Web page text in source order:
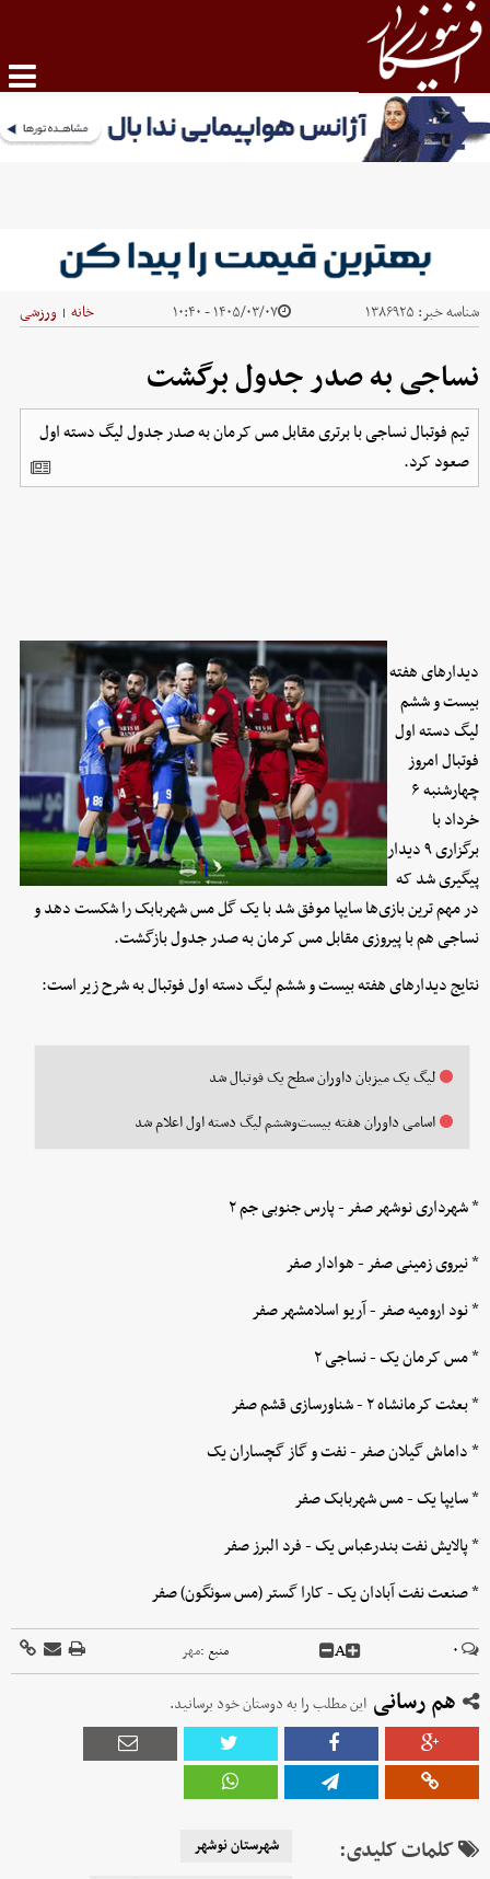
شناسه خبر: ۱۳۸۶۹۲۵ ۱۴۰۵/۰۳/۰۷ - ۱۰:۴۰ خانه | ورزشی
نساجی به صدر جدول برگشت
تیم فوتبال نساجی با برتری مقابل مس کرمان به صدر جدول لیگ دسته اول
صعود کرد.
دیدارهای هفته
بیست و ششم
لیگ دسته اول
فوتبال امروز
چهارشنبه ۶
خرداد با
برگزاری ۹ دیدار
پیگیری شد که
در مهم ترین بازی‌ها سایپا موفق شد با یک گل مس شهربابک را شکست دهد و
نساجی هم با پیروزی مقابل مس کرمان به صدر جدول بازگشت.
نتایج دیدارهای هفته بیست و ششم لیگ دسته اول فوتبال به شرح زیر است:
لیگ یک میزبان داوران سطح یک فوتبال شد
اسامی داوران هفته بیست‌وششم لیگ دسته اول اعلام شد
* شهرداری نوشهر صفر - پارس جنوبی جم ۲
* نیروی زمینی صفر - هوادار صفر
* نود ارومیه صفر - آریو اسلامشهر صفر
* مس کرمان یک - نساجی ۲
* بعثت کرمانشاه ۲ - شناورسازی قشم صفر
* داماش گیلان صفر - نفت و گاز گچساران یک
* سایپا یک - مس شهربابک صفر
* پالایش نفت بندرعباس یک - فرد البرز صفر
* صنعت نفت آبادان یک - کارا گستر (مس سونگون) صفر
۰ A منبع :مهر
هم رسانی این مطلب را به دوستان خود برسانید.
کلمات کلیدی:
شهرستان نوشهر